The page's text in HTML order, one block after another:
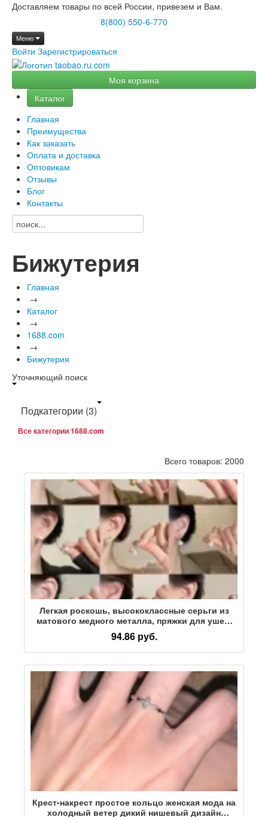
Доставляем товары по всей России, привезем и Вам.
8(800) 550-6-770
Меню
Войти Зарегистрироваться
Моя корзина
Каталог
Главная
Преимущества
Как заказать
Оплата и доставка
Оптовикам
Отзывы
Блог
Контакты
Бижутерия
Главная
→
Каталог
→
1688.com
→
Бижутерия
Уточняющий поиск
Подкатегории (3)
Все категории 1688.com
Всего товаров: 2000
Легкая роскошь, высококлассные серьги из
матового медного металла, пряжки для ушей,
женственный темперамент, универсальный
Фанъюань, тонкое лицо, индивидуальность,
ретро-серьги
94.86 руб.
Крест-накрест простое кольцо женская мода на
холодный ветер дикий нишевый дизайн